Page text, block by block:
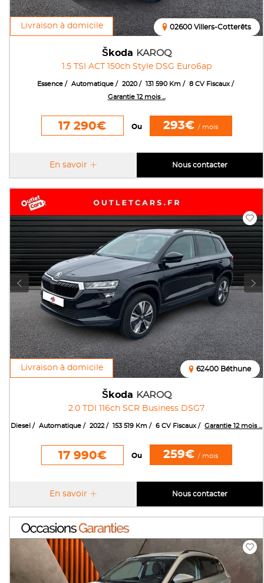
Livraison à domicile
Škoda KAROQ
1.5 TSI ACT 150ch Style DSG Euro6ap
02600 Villers-Cotterêts
Essence Automatique 2020 131 590 Km
8 CV Fiscaux
Garantie 12 mois ...
17 290€ Ou 293€ / mois
En savoir Nous contacter
Livraison à domicile
Škoda KAROQ
2.0 TDI 116ch SCR Business DSG7
62400 Béthune
Diesel Automatique 2022 153 519 Km 6 CV Fiscaux Garantie 12 mois ...
17 990€ Ou 259€ / mois
En savoir Nous contacter